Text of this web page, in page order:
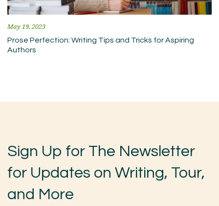
May 19, 2023
Prose Perfection: Writing Tips and Tricks for Aspiring
Authors
Sign Up for The Newsletter
for Updates on Writing, Tour,
and More